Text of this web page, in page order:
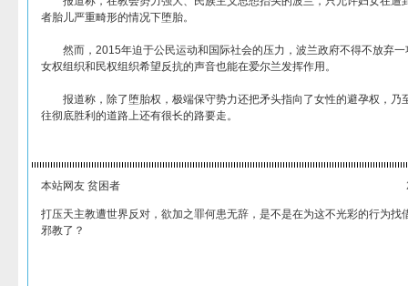
者胎儿严重畸形的情况下堕胎。
然而，2015年迫于公民运动和国际社会的压力，波兰政府不得不放弃一
女权组织和民权组织希望反抗的声音也能在爱尔兰发挥作用。
报道称，除了堕胎权，极端保守势力还把矛头指向了女性的避孕权，乃
往彻底胜利的道路上还有很长的路要走。
本站网友 贫困者
打压天主教遭世界反对，欲加之罪何患无辞，是不是在为这不光彩的行为找
邪教了？